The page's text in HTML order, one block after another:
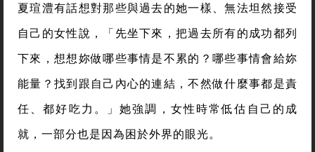
夏瑄澧有話想對那些與過去的她一樣、無法坦然接受
自己的女性說，「先坐下來，把過去所有的成功都列
下來，想想妳做哪些事情是不累的？哪些事情會給妳
能量？找到跟自己內心的連結，不然做什麼事都是責
任、都好吃力。」她強調，女性時常低估自己的成
就，一部分也是因為困於外界的眼光。